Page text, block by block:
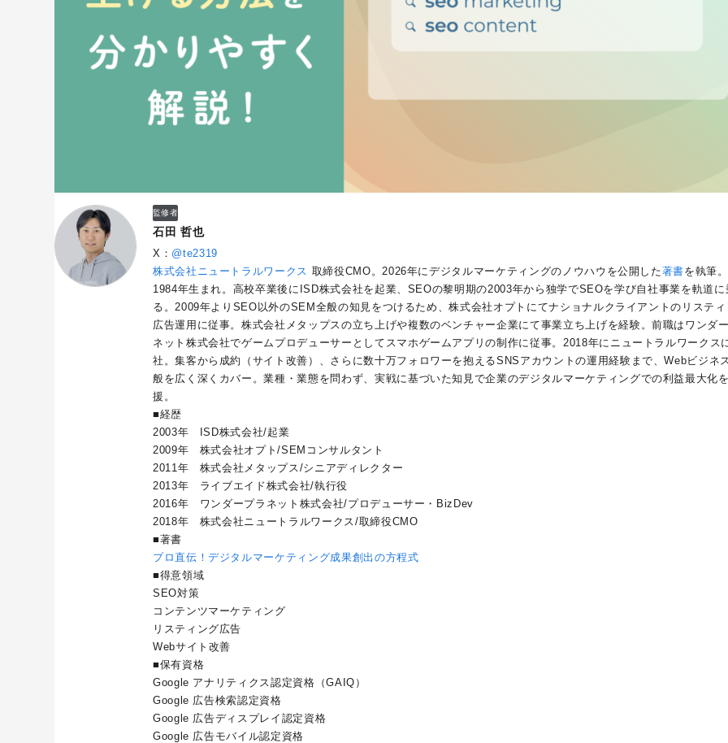
監修者
石田 哲也
X： @te2319
株式会社ニュートラルワークス 取締役CMO。2026年にデジタルマーケティングのノウハウを公開した著書を執筆。
1984年生まれ。高校卒業後にISD株式会社を起業、SEOの黎明期の2003年から独学でSEOを学び自社事業を軌道に
る。2009年よりSEO以外のSEM全般の知見をつけるため、株式会社オプトにてナショナルクライアントのリスティ
広告運用に従事。株式会社メタップスの立ち上げや複数のベンチャー企業にて事業立ち上げを経験。前職はワンダ
ネット株式会社でゲームプロデューサーとしてスマホゲームアプリの制作に従事。2018年にニュートラルワークス
社。集客から成約（サイト改善）、さらに数十万フォロワーを抱えるSNSアカウントの運用経験まで、Webビジネ
般を広く深くカバー。業種・業態を問わず、実戦に基づいた知見で企業のデジタルマーケティングでの利益最大化
援。
■経歴
2003年 ISD株式会社/起業
2009年 株式会社オプト/SEMコンサルタント
2011年 株式会社メタップス/シニアディレクター
2013年 ライブエイド株式会社/執行役
2016年 ワンダープラネット株式会社/プロデューサー・BizDev
2018年 株式会社ニュートラルワークス/取締役CMO
■著書
プロ直伝！デジタルマーケティング成果創出の方程式
■得意領域
SEO対策
コンテンツマーケティング
リスティング広告
Webサイト改善
■保有資格
Google アナリティクス認定資格（GAIQ）
Google 広告検索認定資格
Google 広告ディスプレイ認定資格
Google 広告モバイル認定資格